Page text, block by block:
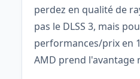
perdez en qualité de
pas le DLSS 3, mais
performances/prix en
AMD prend l'avantage